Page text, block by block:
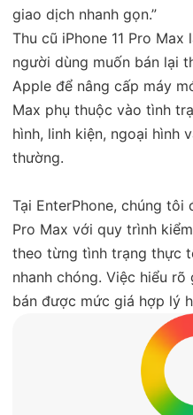
giao dịch nhanh gọn.”
Thu cũ iPhone 11 Pro
người dùng muốn bán lại
Apple để nâng cấp máy
Max phụ thuộc vào tình
hình, linh kiện, ngoại hình
thường.
Tại EnterPhone, chúng tôi
Pro Max với quy trình
theo từng tình trạng thực
nhanh chóng. Việc hiểu
bán được mức giá hợp lý